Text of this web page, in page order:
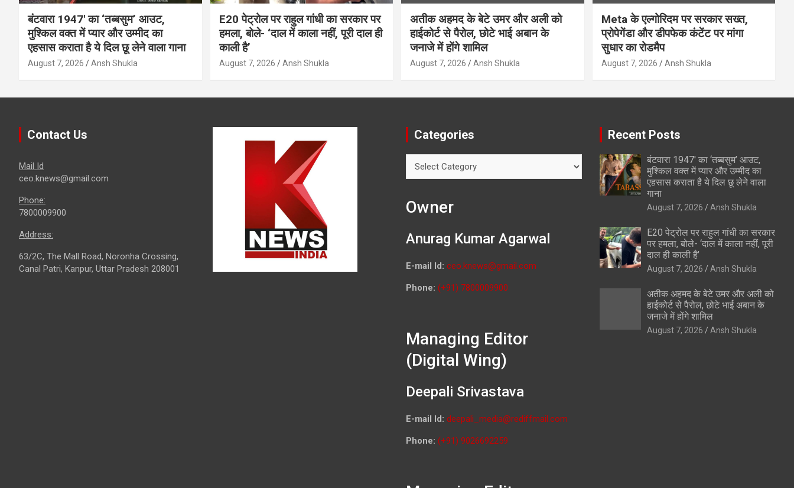
बंटवारा 1947′ का ‘तब्बसुम’ आउट,
मुश्किल वक्त में प्यार और उम्मीद का
एहसास कराता है ये दिल छू लेने वाला गाना
August 7, 2026 Ansh Shukla
E20 पेट्रोल पर राहुल गांधी का सरकार पर
हमला, बोले- ‘दाल में काला नहीं, पूरी दाल ही
काली है’
August 7, 2026 Ansh Shukla
अतीक अहमद के बेटे उमर और अली को
हाईकोर्ट से पैरोल, छोटे भाई अबान के
जनाजे में होंगे शामिल
August 7, 2026 Ansh Shukla
Meta के एल्गोरिदम पर सरकार सख्त,
प्रोपेगेंडा और डीपफेक कंटेंट पर मांगा
सुधार का रोडमैप
August 7, 2026 Ansh Shukla
Contact Us
Mail Id
ceo.knews@gmail.com
Phone:
7800009900
Address:
63/2C, The Mall Road, Noronha Crossing,
Canal Patri, Kanpur, Uttar Pradesh 208001
Categories
Owner
Anurag Kumar Agarwal
E-mail Id: ceo.knews@gmail.com
Phone: (+91) 7800009900
Managing Editor
(Digital Wing)
Deepali Srivastava
E-mail Id: deepali_media@rediffmail.com
Phone: (+91) 9026692259
Recent Posts
बंटवारा 1947′ का ‘तब्बसुम’ आउट,
मुश्किल वक्त में प्यार और उम्मीद का
एहसास कराता है ये दिल छू लेने वाला
गाना
August 7, 2026 Ansh Shukla
E20 पेट्रोल पर राहुल गांधी का सरकार
पर हमला, बोले- ‘दाल में काला नहीं, पूरी
दाल ही काली है’
August 7, 2026 Ansh Shukla
अतीक अहमद के बेटे उमर और अली को
हाईकोर्ट से पैरोल, छोटे भाई अबान के
जनाजे में होंगे शामिल
August 7, 2026 Ansh Shukla